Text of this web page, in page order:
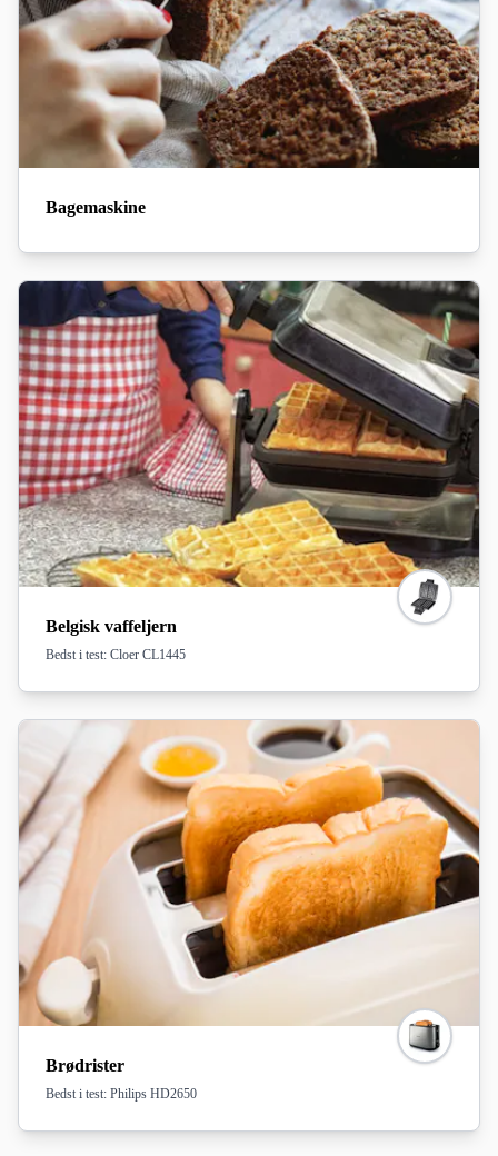
Bagemaskine
Belgisk vaffeljern
Bedst i test: Cloer CL1445
Brødrister
Bedst i test: Philips HD2650